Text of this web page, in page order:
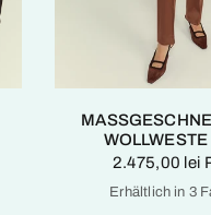
2.475,00 lei
Schokoladen-
Erhältlich in 3